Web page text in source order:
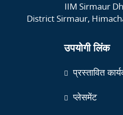
IIM Sirmaur
District Sirmaur,
उपयोगी लिंक
प्रस्तावित
प्लेसमेंट